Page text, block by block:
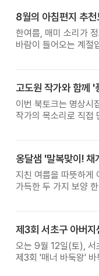
8월의 아침편지 추천
한여름, 매미 소리가
바람이 들어오는 계절
고도원 작가와 함께 '
이번 북토크는 명상시
작가의 목소리로 직접
옹달샘 '말복맞이! 채
지친 여름을 따뜻하게
가득한 두 가지 보양
오는 9월 12일(토), 서
제3회 '매너 바둑왕'